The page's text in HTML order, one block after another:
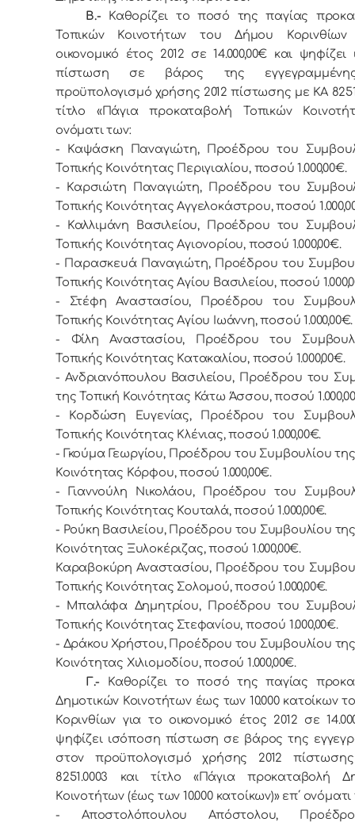
Β.- Καθορίζει το ποσό της παγίας
Τοπικών Κοινοτήτων του Δήμου
οικονομικό έτος 2012 σε 14.000,00€ και
πίστωση σε βάρος της
προϋπολογισμό χρήσης 2012 πίστωσης με ΚΑ
τίτλο «Πάγια προκαταβολή Τοπικών
ονόματι των:
- Καψάσκη Παναγιώτη, Προέδρου του
Τοπικής Κοινότητας Περιγιαλίου, ποσού 1.000,00€.
- Καρσιώτη Παναγιώτη, Προέδρου του
Τοπικής Κοινότητας Αγγελοκάστρου, ποσού
- Καλλιμάνη Βασιλείου, Προέδρου του
Τοπικής Κοινότητας Αγιονορίου, ποσού 1.000,00€.
- Παρασκευά Παναγιώτη, Προέδρου του
Τοπικής Κοινότητας Αγίου Βασιλείου, ποσού
- Στέφη Αναστασίου, Προέδρου του
Τοπικής Κοινότητας Αγίου Ιωάννη, ποσού 1.000,00€.
- Φίλη Αναστασίου, Προέδρου του
Τοπικής Κοινότητας Κατακαλίου, ποσού 1.000,00€.
- Ανδριανόπουλου Βασιλείου, Προέδρου του
της Τοπική Κοινότητας Κάτω Άσσου, ποσού
- Κορδώση Ευγενίας, Προέδρου του
Τοπικής Κοινότητας Κλένιας, ποσού 1.000,00€.
- Γκούμα Γεωργίου, Προέδρου του Συμβουλίου
Κοινότητας Κόρφου, ποσού 1.000,00€.
- Γιαννούλη Νικολάου, Προέδρου του
Τοπικής Κοινότητας Κουταλά, ποσού 1.000,00€.
- Ρούκη Βασιλείου, Προέδρου του Συμβουλίου
Κοινότητας Ξυλοκέριζας, ποσού 1.000,00€.
Καραβοκύρη Αναστασίου, Προέδρου του
Τοπικής Κοινότητας Σολομού, ποσού 1.000,00€.
- Μπαλάφα Δημητρίου, Προέδρου του
Τοπικής Κοινότητας Στεφανίου, ποσού 1.000,00€.
- Δράκου Χρήστου, Προέδρου του Συμβουλίου
Κοινότητας Χιλιομοδίου, ποσού 1.000,00€.
Γ.- Καθορίζει το ποσό της παγίας
Δημοτικών Κοινοτήτων έως των 10.000 κατοίκων
Κορινθίων για το οικονομικό έτος 2012 σε
ψηφίζει ισόποση πίστωση σε βάρος της
στον προϋπολογισμό χρήσης 2012
8251.0003 και τίτλο «Πάγια προκαταβολή
Κοινοτήτων (έως των 10.000 κατοίκων)» επ΄ ονόματι
- Αποστολόπουλου Απόστολου,